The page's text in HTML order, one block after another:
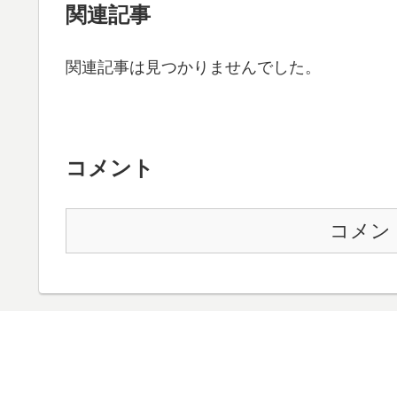
関連記事
関連記事は見つかりませんでした。
コメント
コメン